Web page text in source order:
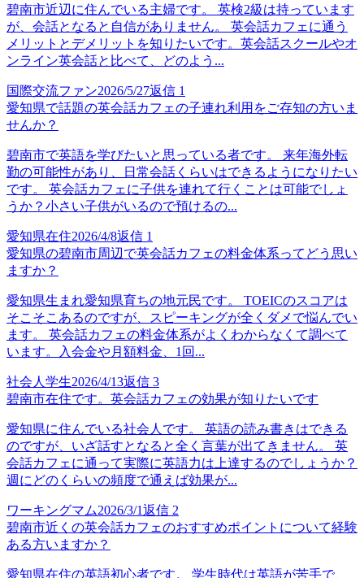
碧南市近辺に住んでいる主婦です。 英検2級は持っています
が、会話となると自信がありません。 英会話カフェに通う
メリットとデメリットを知りたいです。英会話スクールやオ
ンライン英会話と比べて、どのよう...
国際交流ファン2026/5/27返信 1
愛知県で話題の英会話カフェの子連れ利用をご存知の方いま
せんか？
碧南市で英語を学びたいと思っている者です。 来年海外転
勤の可能性があり、日常会話くらいはできるようになりたい
です。 英会話カフェに子供を連れて行くことは可能でしょ
うか？小さい子供がいるので預けるの...
愛知県在住2026/4/8返信 1
愛知県の碧南市周辺で英会話カフェの料金体系ってどう思い
ますか？
愛知県生まれ愛知県育ちの地元民です。 TOEICのスコアは
そこそこあるのですが、スピーキングが全くダメで悩んでい
ます。 英会話カフェの料金体系がよくわからなくて調べて
います。入会金や月額料金、1回...
社会人学生2026/4/13返信 3
碧南市在住です。英会話カフェの効果が知りたいです
愛知県に住んでいる社会人です。 英語の読み書きはできる
のですが、いざ話すとなると全く言葉が出てきません。 英
会話カフェに通って実際に英語力は上達するのでしょうか？
週にどのくらいの頻度で通えば効果が...
ワーキングマム2026/3/1返信 2
碧南市近くの英会話カフェのおすすめポイントについて経験
ある方いますか？
愛知県在住の英語初心者です。 学生時代は英語が苦手で、